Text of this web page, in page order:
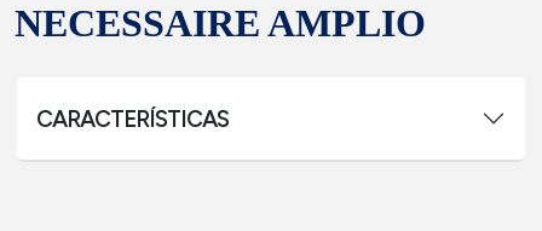
NECESSAIRE AMPLIO
CARACTERÍSTICAS